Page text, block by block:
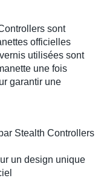
sont
officielles
utilisées sont
une fois
garantir une
Stealth Controllers
un design unique